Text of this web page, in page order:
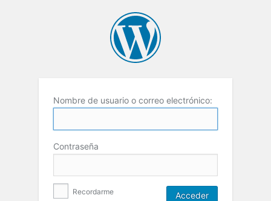
Nombre de usuario o correo electrónico:
Contraseña
Recordarme